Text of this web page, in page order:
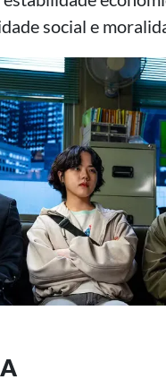
social e